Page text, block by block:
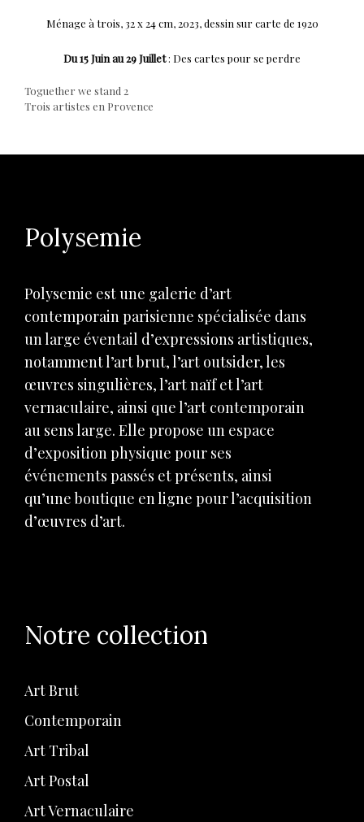
Ménage à trois, 32 x 24 cm, 2023, dessin sur carte de 1920
Du 15 Juin au 29 Juillet: Des cartes pour se perdre
Navigation
Toguether we stand 2
Trois artistes en Provence
Polysemie
Polysemie est une galerie d’art
contemporain parisienne spécialisée dans
un large éventail d’expressions artistiques,
notamment l’art brut, l’art outsider, les
œuvres singulières, l’art naïf et l’art
vernaculaire, ainsi que l’art contemporain
au sens large. Elle propose un espace
d’exposition physique pour ses
événements passés et présents, ainsi
qu’une boutique en ligne pour l’acquisition
d’œuvres d’art.
Notre collection
Art Brut
Contemporain
Art Tribal
Art Postal
Art Vernaculaire